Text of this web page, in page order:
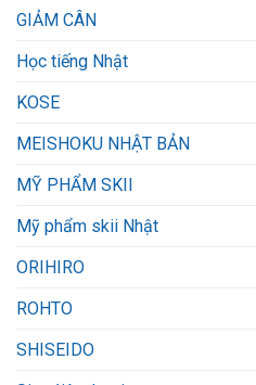
GIẢM CÂN
Học tiếng Nhật
KOSE
MEISHOKU NHẬT BẢN
MỸ PHẨM SKII
Mỹ phẩm skii Nhật
ORIHIRO
ROHTO
SHISEIDO